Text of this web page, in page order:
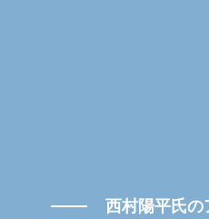
西村陽平氏の